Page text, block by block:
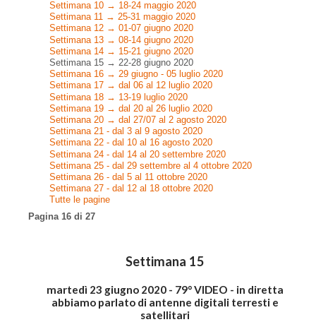
Settimana 10 → 18-24 maggio 2020
Settimana 11 → 25-31 maggio 2020
Settimana 12 → 01-07 giugno 2020
Settimana 13 → 08-14 giugno 2020
Settimana 14 → 15-21 giugno 2020
Settimana 15 → 22-28 giugno 2020
Settimana 16 → 29 giugno - 05 luglio 2020
Settimana 17 → dal 06 al 12 luglio 2020
Settimana 18 → 13-19 luglio 2020
Settimana 19 → dal 20 al 26 luglio 2020
Settimana 20 → dal 27/07 al 2 agosto 2020
Settimana 21 - dal 3 al 9 agosto 2020
Settimana 22 - dal 10 al 16 agosto 2020
Settimana 24 - dal 14 al 20 settembre 2020
Settimana 25 - dal 29 settembre al 4 ottobre 2020
Settimana 26 - dal 5 al 11 ottobre 2020
Settimana 27 - dal 12 al 18 ottobre 2020
Tutte le pagine
Pagina 16 di 27
Settimana 15
martedì 23 giugno 2020 - 79° VIDEO - in diretta
abbiamo parlato di antenne digitali terresti e
satellitari